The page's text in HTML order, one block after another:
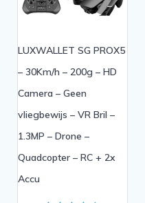
LUXWALLET SG PROX5
– 30Km/h – 200g – HD
Camera – Geen
vliegbewijs – VR Bril –
1.3MP – Drone –
Quadcopter – RC + 2x
Accu